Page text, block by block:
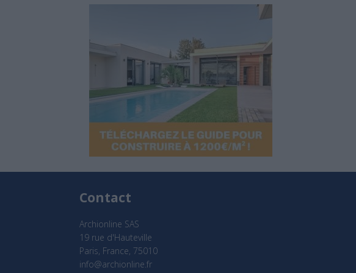
Contact
Archionline SAS
19 rue d'Hauteville
Paris, France, 75010
info@archionline.fr